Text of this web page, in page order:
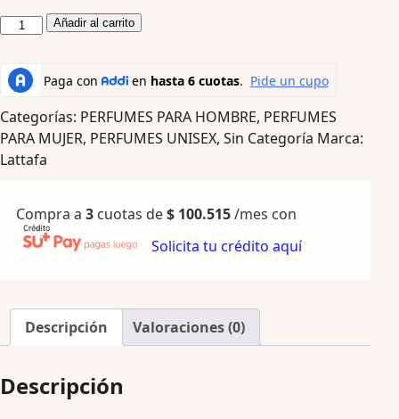
Añadir al carrito
Categorías: PERFUMES PARA HOMBRE, PERFUMES
PARA MUJER, PERFUMES UNISEX, Sin Categoría Marca:
Lattafa
Compra a 3 cuotas de$ 100.515/mes con
Solicita tu crédito aquí
Descripción Valoraciones (0)
Descripción